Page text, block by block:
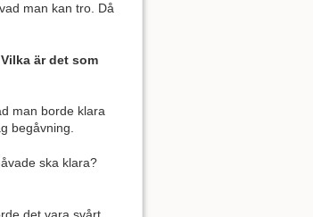
man kan tro. Då
är det som
man borde klara
begåvning.
ska klara?
det vara svårt